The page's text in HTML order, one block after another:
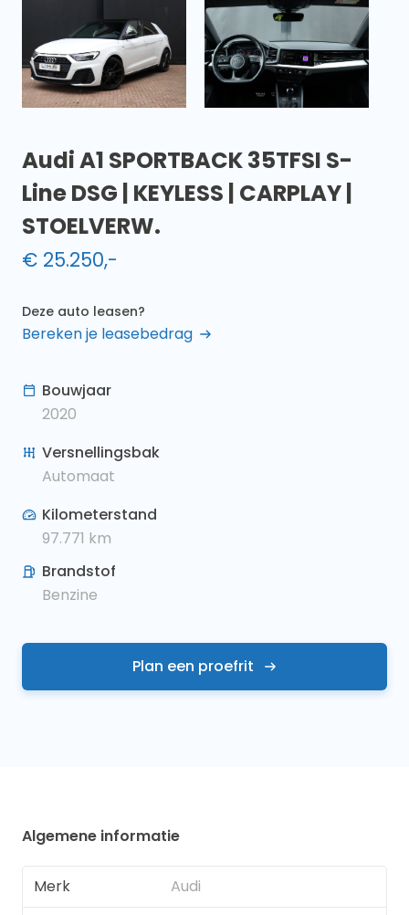
Audi A1 SPORTBACK 35TFSI S-
Line DSG | KEYLESS | CARPLAY |
STOELVERW.
€ 25.250,-
Deze auto leasen?
Bereken je leasebedrag
Bouwjaar
2020
Versnellingsbak
Automaat
Kilometerstand
97.771 km
Brandstof
Benzine
Plan een proefrit
Algemene informatie
Merk
Audi